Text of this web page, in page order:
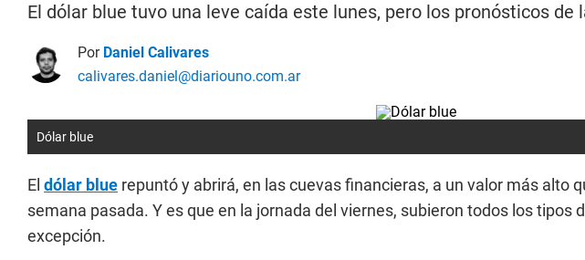
El dólar blue tuvo una leve caída este lunes, pero los pronósticos
Por Daniel Calivares
calivares.daniel@diariouno.com.ar
Dólar blue
El dólar blue repuntó y abrirá, en las cuevas financieras, a un valor más alto
semana pasada. Y es que en la jornada del viernes, subieron todos los tipos
excepción.